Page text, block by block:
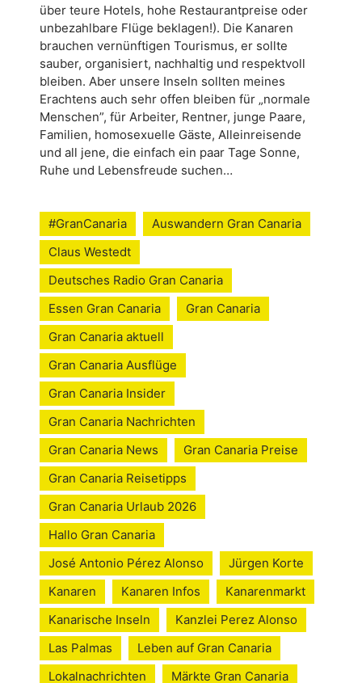
über teure Hotels, hohe Restaurantpreise oder
unbezahlbare Flüge beklagen!). Die Kanaren
brauchen vernünftigen Tourismus, er sollte
sauber, organisiert, nachhaltig und respektvoll
bleiben. Aber unsere Inseln sollten meines
Erachtens auch sehr offen bleiben für „normale
Menschen”, für Arbeiter, Rentner, junge Paare,
Familien, homosexuelle Gäste, Alleinreisende
und all jene, die einfach ein paar Tage Sonne,
Ruhe und Lebensfreude suchen…
#GranCanaria
Auswandern Gran Canaria
Claus Westedt
Deutsches Radio Gran Canaria
Essen Gran Canaria
Gran Canaria
Gran Canaria aktuell
Gran Canaria Ausflüge
Gran Canaria Insider
Gran Canaria Nachrichten
Gran Canaria News
Gran Canaria Preise
Gran Canaria Reisetipps
Gran Canaria Urlaub 2026
Hallo Gran Canaria
José Antonio Pérez Alonso
Jürgen Korte
Kanaren
Kanaren Infos
Kanarenmarkt
Kanarische Inseln
Kanzlei Perez Alonso
Las Palmas
Leben auf Gran Canaria
Lokalnachrichten
Märkte Gran Canaria